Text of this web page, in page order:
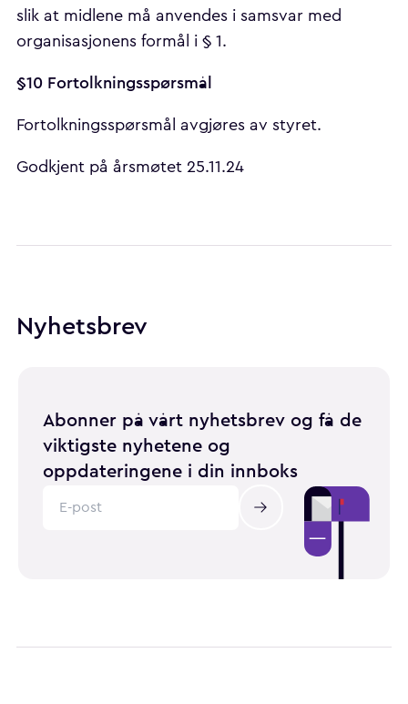
slik at midlene må anvendes i samsvar med
organisasjonens formål i § 1.
§10 Fortolkningsspørsmål
Fortolkningsspørsmål avgjøres av styret.
Godkjent på årsmøtet 25.11.24
Nyhetsbrev
Abonner på vårt nyhetsbrev og få de
viktigste nyhetene og
oppdateringene i din innboks